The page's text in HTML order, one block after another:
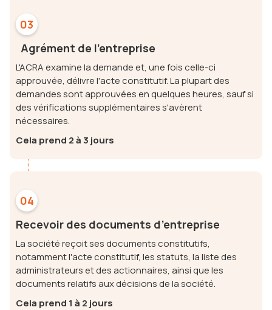
03
Agrément de l'entreprise
L'ACRA examine la demande et, une fois celle-ci
approuvée, délivre l'acte constitutif. La plupart des
demandes sont approuvées en quelques heures, sauf si
des vérifications supplémentaires s'avèrent
nécessaires.
Cela prend 2 à 3 jours
04
Recevoir des documents d’entreprise
La société reçoit ses documents constitutifs,
notamment l'acte constitutif, les statuts, la liste des
administrateurs et des actionnaires, ainsi que les
documents relatifs aux décisions de la société.
Cela prend 1 à 2 jours